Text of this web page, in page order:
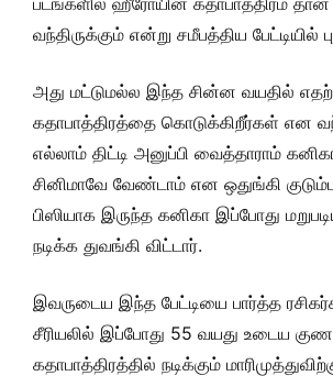
வந்திருக்கும் என்று சமீபத்திய பேட்டியில்
அது மட்டுமல்ல இந்த சின்ன வயதில்
கதாபாத்திரத்தை கொடுக்கிறீர்கள் என
எல்லாம் திட்டி அனுப்பி வைத்தாராம்
சினிமாவே வேண்டாம் என ஒதுங்கி
பிஸியாக இருந்த கனிகா இப்போது
நடிக்க துவங்கி விட்டார்.
இவருடைய இந்த பேட்டியை பார்த்த
சீரியலில் இப்போது 55 வயது உடைய
கதாபாத்திரத்தில் நடிக்கும்